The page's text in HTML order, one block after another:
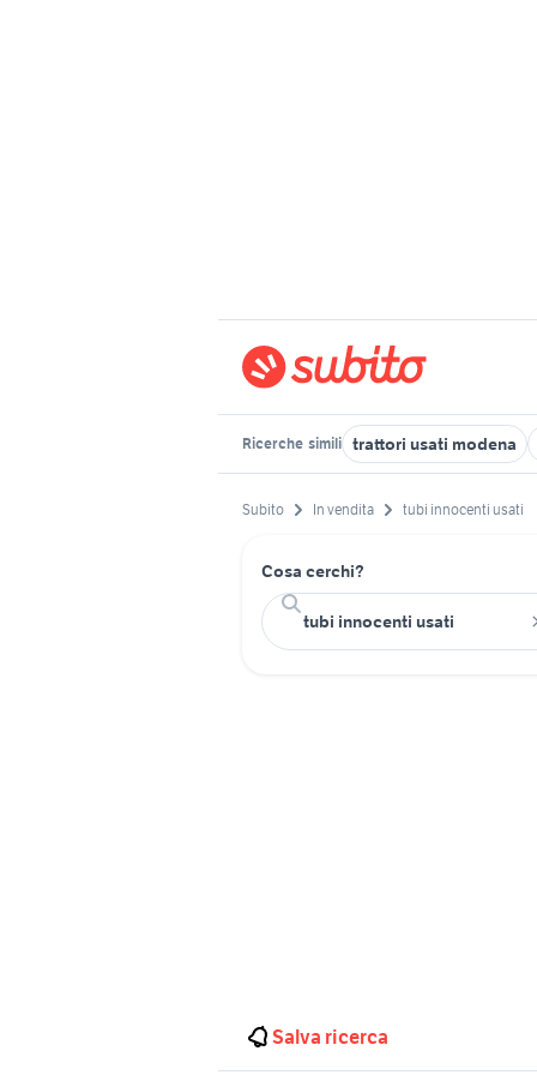
Ricerche simili trattori usati modena
Subito In vendita tubi innocenti usati
Cosa cerchi?
Salva ricerca